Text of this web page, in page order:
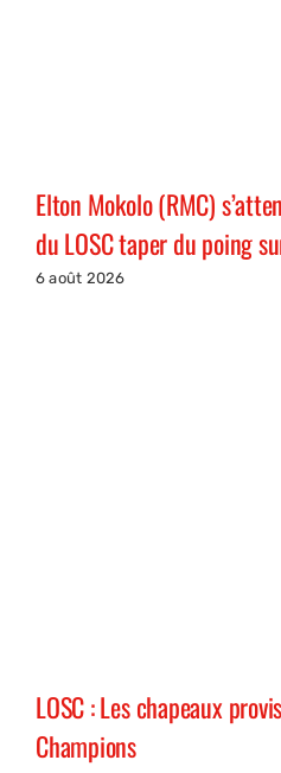
Elton Mokolo (RMC)
du LOSC taper du poing
6 août 2026
LOSC : Les chapeaux
Champions